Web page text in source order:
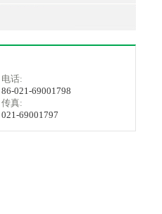
电话:
86-021-69001798
传真:
021-69001797